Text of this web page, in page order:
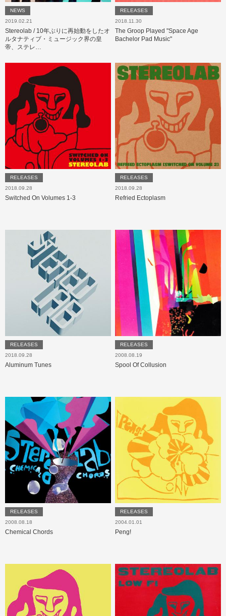
NEWS
2019.02.21
Stereolab / 10年ぶりに再始動をしたオ
ルタナティブ・ミュージック界の皇
帝、ステレ…
RELEASES
2018.11.30
The Groop Played "Space Age
Bachelor Pad Music"
RELEASES
2018.09.28
Switched On Volumes 1-3
RELEASES
2018.09.28
Refried Ectoplasm
RELEASES
2018.09.28
Aluminum Tunes
RELEASES
2008.08.19
Spool Of Collusion
RELEASES
2008.08.18
Chemical Chords
RELEASES
2004.01.01
Peng!